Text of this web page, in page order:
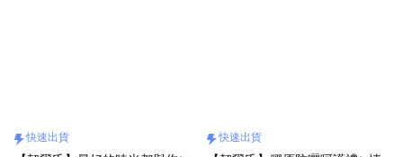
快速出貨 快速出貨